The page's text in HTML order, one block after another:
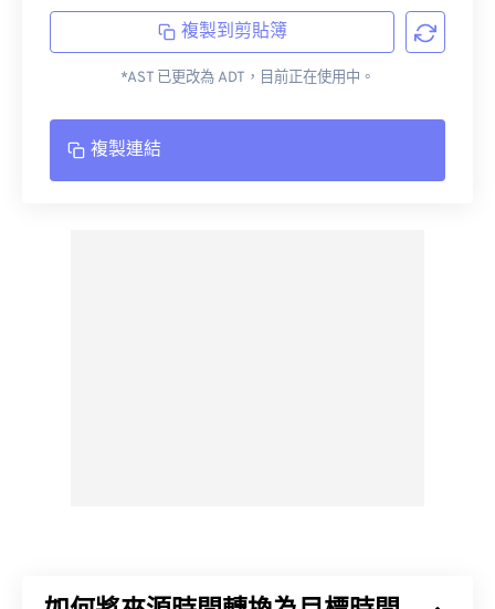
複製到剪貼簿
*AST 已更改為 ADT，目前正在使用中。
複製連結